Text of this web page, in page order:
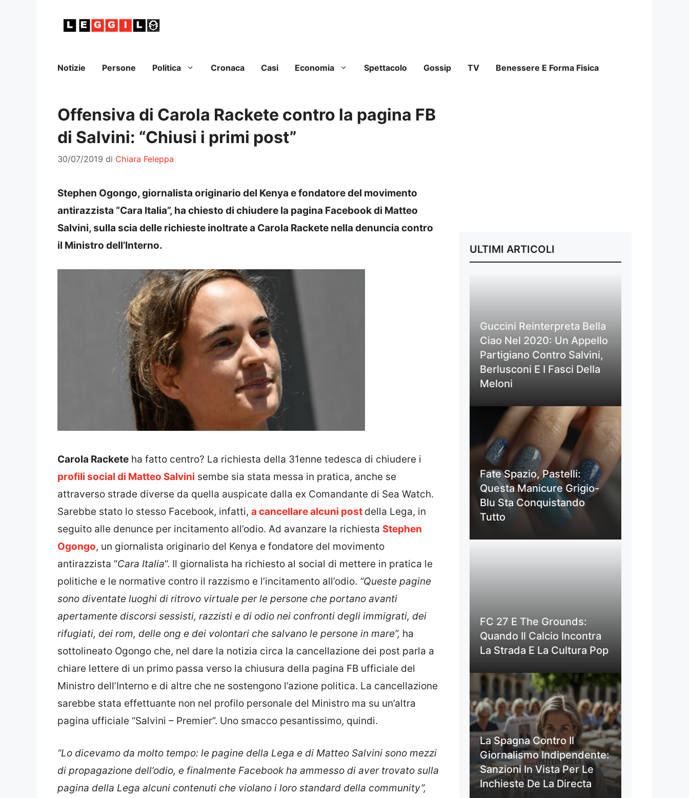
Notizie Persone Politica Cronaca Casi Economia Spettacolo Gossip TV Benessere E Forma Fisica
Offensiva di Carola Rackete contro la pagina FB
di Salvini: “Chiusi i primi post”
30/07/2019 di Chiara Feleppa
Stephen Ogongo, giornalista originario del Kenya e fondatore del movimento
antirazzista “Cara Italia”, ha chiesto di chiudere la pagina Facebook di Matteo
Salvini, sulla scia delle richieste inoltrate a Carola Rackete nella denuncia contro
il Ministro dell’Interno.
Carola Rackete ha fatto centro? La richiesta della 31enne tedesca di chiudere i
profili social di Matteo Salvini sembe sia stata messa in pratica, anche se
attraverso strade diverse da quella auspicate dalla ex Comandante di Sea Watch.
Sarebbe stato lo stesso Facebook, infatti, a cancellare alcuni post della Lega, in
seguito alle denunce per incitamento all’odio. Ad avanzare la richiesta Stephen
Ogongo, un giornalista originario del Kenya e fondatore del movimento
antirazzista “Cara Italia“. Il giornalista ha richiesto al social di mettere in pratica le
politiche e le normative contro il razzismo e l’incitamento all’odio. “Queste pagine
sono diventate luoghi di ritrovo virtuale per le persone che portano avanti
apertamente discorsi sessisti, razzisti e di odio nei confronti degli immigrati, dei
rifugiati, dei rom, delle ong e dei volontari che salvano le persone in mare”, ha
sottolineato Ogongo che, nel dare la notizia circa la cancellazione dei post parla a
chiare lettere di un primo passa verso la chiusura della pagina FB ufficiale del
Ministro dell’Interno e di altre che ne sostengono l’azione politica. La cancellazione
sarebbe stata effettuante non nel profilo personale del Ministro ma su un’altra
pagina ufficiale “Salvini – Premier”. Uno smacco pesantissimo, quindi.
“Lo dicevamo da molto tempo: le pagine della Lega e di Matteo Salvini sono mezzi
di propagazione dell’odio, e finalmente Facebook ha ammesso di aver trovato sulla
pagina della Lega alcuni contenuti che violano i loro standard della community”,
ULTIMI ARTICOLI
Guccini Reinterpreta Bella
Ciao Nel 2020: Un Appello
Partigiano Contro Salvini,
Berlusconi E I Fasci Della
Meloni
Fate Spazio, Pastelli:
Questa Manicure Grigio-
Blu Sta Conquistando
Tutto
FC 27 E The Grounds:
Quando Il Calcio Incontra
La Strada E La Cultura Pop
La Spagna Contro Il
Giornalismo Indipendente:
Sanzioni In Vista Per Le
Inchieste De La Directa